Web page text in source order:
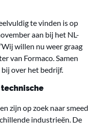
te vinden is op
aan bij het NL-
willen nu weer graag
van Formaco. Samen
over het bedrijf.
zijn op zoek naar smeed
industrieën. De